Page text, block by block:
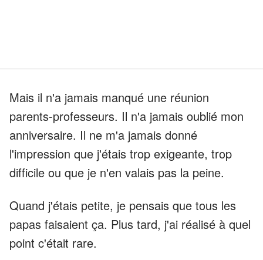
Mais il n'a jamais manqué une réunion
parents-professeurs. Il n'a jamais oublié mon
anniversaire. Il ne m'a jamais donné
l'impression que j'étais trop exigeante, trop
difficile ou que je n'en valais pas la peine.
Quand j'étais petite, je pensais que tous les
papas faisaient ça. Plus tard, j'ai réalisé à quel
point c'était rare.